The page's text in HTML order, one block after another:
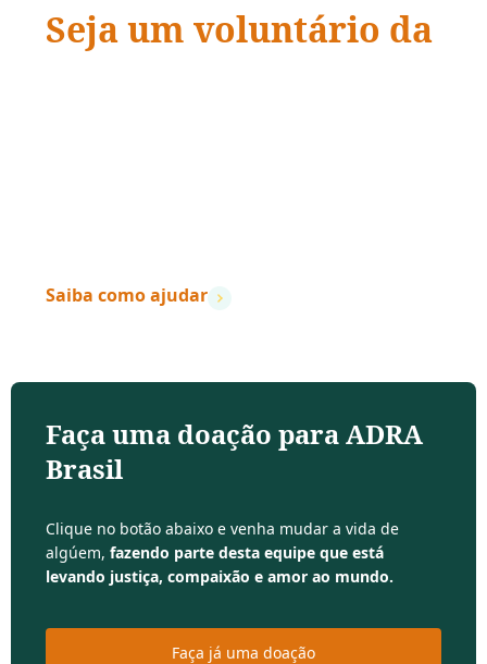
Seja um voluntário da
Saiba como ajudar
Faça uma doação para ADRA
Brasil
Clique no botão abaixo e venha mudar a vida de
algúem, fazendo parte desta equipe que está
levando justiça, compaixão e amor ao mundo.
Faça já uma doação